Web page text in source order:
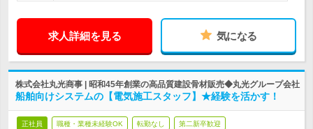
求人詳細を見る 気になる
株式会社丸光商事 | 昭和45年創業の高品質建設骨材販売◆丸光グループ会社
船舶向けシステムの【電気施工スタッフ】★経験を活かす！
正社員 職種・業種未経験OK 転勤なし 第二新卒歓迎